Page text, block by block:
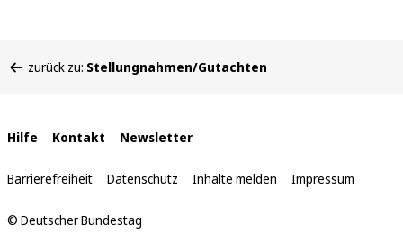
befinden
zurück zu: Stellungnahmen/Gutachten
Interne
Links
Hilfe Kontakt Newsletter
Barrierefreiheit Datenschutz Inhalte melden Impressum
© Deutscher Bundestag